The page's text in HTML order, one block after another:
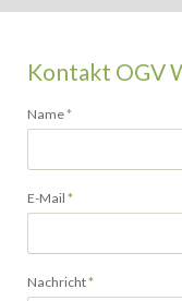
Kontakt OGV
Pflichtfeld
Name*
Pflichtfeld
E-Mail *
Pflichtfeld
Nachricht*